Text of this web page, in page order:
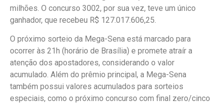
milhões. O concurso 3002, por sua vez, teve um único
ganhador, que recebeu R$ 127.017.606,25.
O próximo sorteio da Mega-Sena está marcado para
ocorrer às 21h (horário de Brasília) e promete atraír a
atenção dos apostadores, considerando o valor
acumulado. Além do prêmio principal, a Mega-Sena
também possui valores acumulados para sorteios
especiais, como o próximo concurso com final zero/cinco